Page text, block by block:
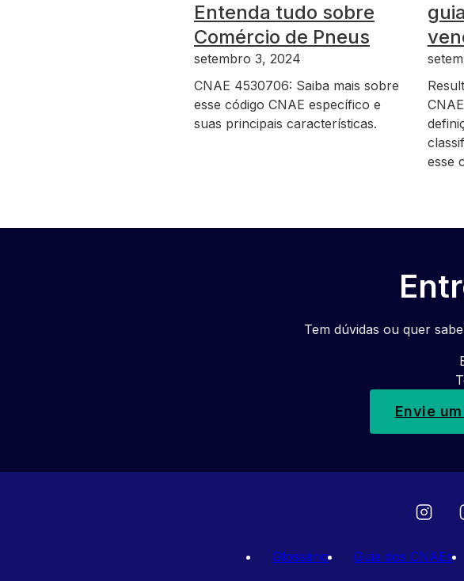
Entenda tudo sobre
Comércio de Pneus
setembro 3, 2024
CNAE 4530706: Saiba mais sobre
esse código CNAE específico e
suas principais características.
esse
Tem dúvidas ou quer
Envie
Glossário Guia dos CNAEs